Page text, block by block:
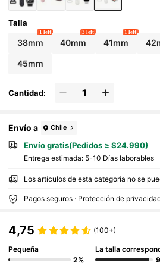
a Arañazos, Impermeable y a Prueba
s para Mujeres y Hombres
Talla
38mm
1 left
40mm
3 left
41mm
1 left
45mm
Cantidad:
Envío a Chile
Envío gratis(Pedidos ≥ $24.990)
Entrega estimada: 5-10 Días laborables
Los artículos de esta categoría no se
Pagos seguros · Protección de
4,75 (100+)
Pequeña
2%
La talla